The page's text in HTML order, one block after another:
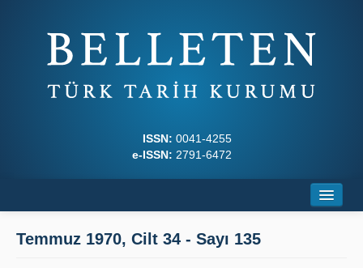
ISSN: 0041-4255
e-ISSN: 2791-6472
Temmuz 1970, Cilt 34 - Sayı 135